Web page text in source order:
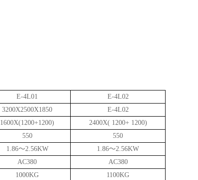
E-4L01
E-4L02
3200X2500X1850
E-4L02
1600X(1200+1200)
2400X( 1200+ 1200)
550
550
1.86～2.56KW
1.86～2.56KW
AC380
AC380
1000KG 1100KG